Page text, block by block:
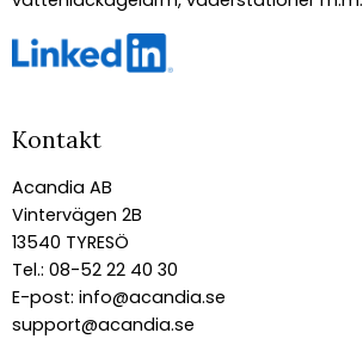
Kontakt
Acandia AB
Vintervägen 2B
13540 TYRESÖ
Tel.: 08-52 22 40 30
E-post: info@acandia.se
support@acandia.se